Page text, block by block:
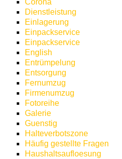
Corona
Dienstleistung
Einlagerung
Einpackservice
Einpackservice
English
Entrümpelung
Entsorgung
Fernumzug
Firmenumzug
Fotoreihe
Galerie
Guenstig
Halteverbotszone
Häufig gestellte Fragen
Haushaltsaufloesung